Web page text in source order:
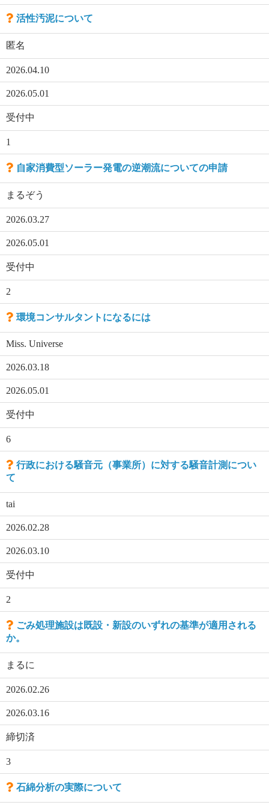
活性汚泥について
匿名
2026.04.10
2026.05.01
受付中
1
自家消費型ソーラー発電の逆潮流についての申請
まるぞう
2026.03.27
2026.05.01
受付中
2
環境コンサルタントになるには
Miss. Universe
2026.03.18
2026.05.01
受付中
6
行政における騒音元（事業所）に対する騒音計測につい
て
tai
2026.02.28
2026.03.10
受付中
2
ごみ処理施設は既設・新設のいずれの基準が適用される
か。
まるに
2026.02.26
2026.03.16
締切済
3
石綿分析の実際について